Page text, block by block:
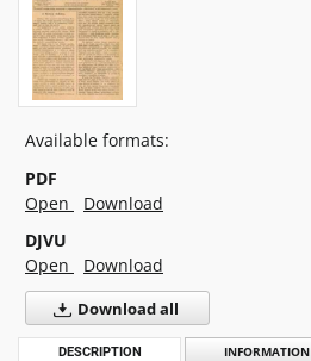
Available formats:
PDF
Open
Download
DJVU
Open
Download
Download all
DESCRIPTION INFORMATION